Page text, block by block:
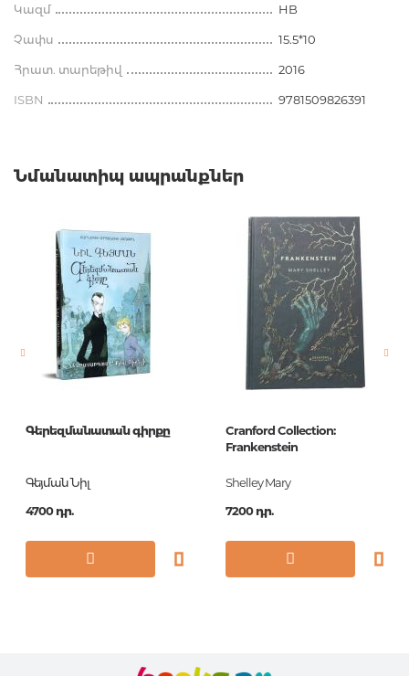
Կազմ HB
Չափս 15.5*10
Հրատ. տարեթիվ 2016
ISBN 9781509826391
Նմանատիպ ապրանքներ
Գերեզմանատան գիրքը
Գեյման Նիլ
4700 դր.
Cranford Collection:
Frankenstein
Shelley Mary
7200 դր.